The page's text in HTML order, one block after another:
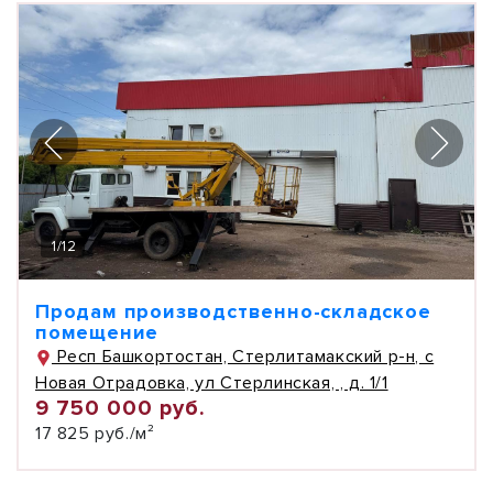
1/12
Продам производственно-складское
помещение
Респ Башкортостан, Стерлитамакский р-н, с
Новая Отрадовка, ул Стерлинская, , д. 1/1
9 750 000 руб.
17 825 руб./м²